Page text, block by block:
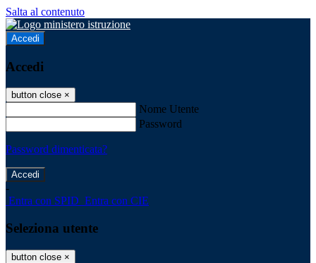
Salta al contenuto
Accedi
Accedi
button close ×
Nome Utente
Password
Password dimenticata?
-
Entra con SPID Entra con CIE
Seleziona utente
button close ×